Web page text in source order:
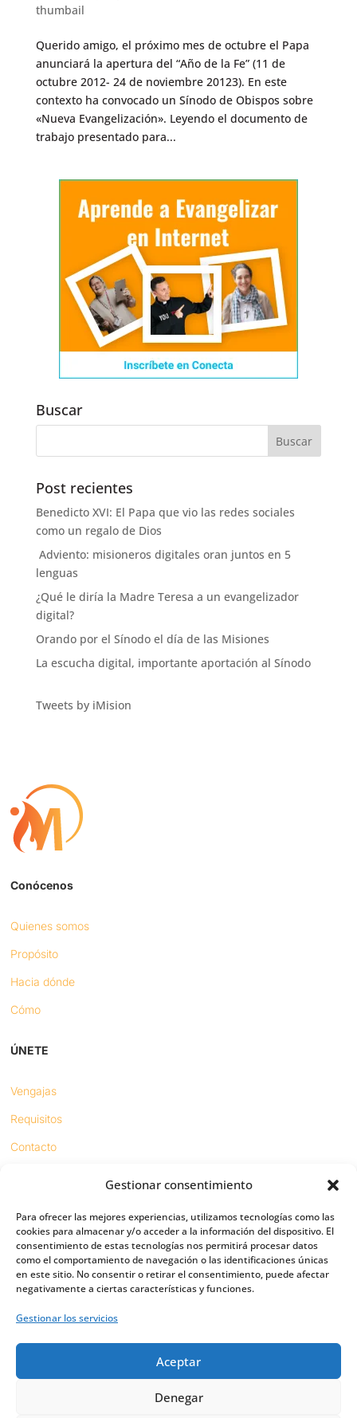
Gestionar consentimiento
Para ofrecer las mejores experiencias, utilizamos tecnologías como las
cookies para almacenar y/o acceder a la información del dispositivo. El
consentimiento de estas tecnologías nos permitirá procesar datos
como el comportamiento de navegación o las identificaciones únicas
en este sitio. No consentir o retirar el consentimiento, puede afectar
negativamente a ciertas características y funciones.
Gestionar los servicios
Aceptar
Denegar
thumbail
Querido amigo, el próximo mes de octubre el Papa
anunciará la apertura del “Año de la Fe” (11 de
octubre 2012- 24 de noviembre 20123). En este
contexto ha convocado un Sínodo de Obispos sobre
«Nueva Evangelización». Leyendo el documento de
trabajo presentado para...
Buscar
Post recientes
Benedicto XVI: El Papa que vio las redes sociales
como un regalo de Dios
Adviento: misioneros digitales oran juntos en 5
lenguas
¿Qué le diría la Madre Teresa a un evangelizador
digital?
Orando por el Sínodo el día de las Misiones
La escucha digital, importante aportación al Sínodo
Tweets by iMision
Conócenos
Quienes somos
Propósito
Hacia dónde
Cómo
ÚNETE
Vengajas
Requisitos
Contacto
Sínodo digital
Respeto en redes
PUENTES